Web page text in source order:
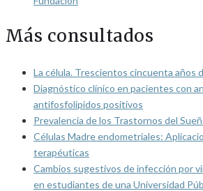
Más consultados
La célula. Trescientos cincuenta años
Diagnóstico clínico en pacientes con
antifosfolípidos positivos
Prevalencia de los Trastornos del
Células Madre endometriales:
terapéuticas
Cambios sugestivos de infección por
en estudiantes de una Universidad